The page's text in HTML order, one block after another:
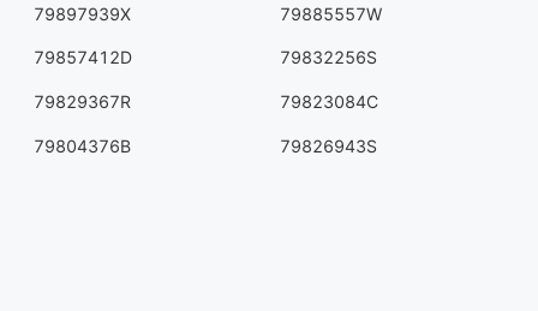
79897939X 79885557W
79857412D 79832256S
79829367R 79823084C
79804376B 79826943S